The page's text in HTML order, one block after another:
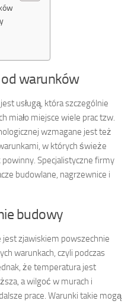
warunków
usługą, która szczególnie
miało miejsce wiele prac tzw.
wzmagane jest też
w których świeże
Specjalistyczne firmy
budowlane, nagrzewnice i
budowy
zjawiskiem powszechnie
warunkach, czyli podczas
że temperatura jest
a wilgoć w murach i
prace. Warunki takie mogą